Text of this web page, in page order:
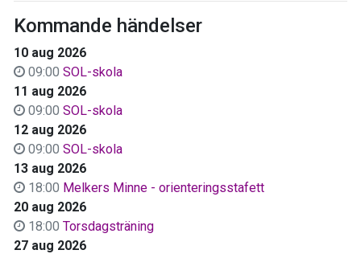
Kommande händelser
10 aug 2026
09:00 SOL-skola
11 aug 2026
09:00 SOL-skola
12 aug 2026
09:00 SOL-skola
13 aug 2026
18:00 Melkers Minne - orienteringsstafett
20 aug 2026
18:00 Torsdagsträning
27 aug 2026